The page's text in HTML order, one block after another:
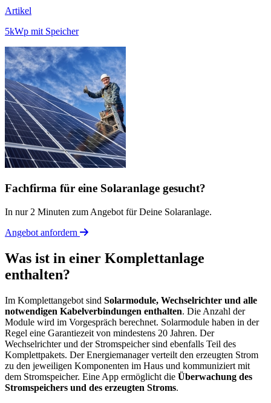
Artikel
5kWp mit Speicher
Fachfirma für eine Solaranlage gesucht?
In nur 2 Minuten zum Angebot für Deine Solaranlage.
Angebot anfordern
Was ist in einer Komplettanlage
enthalten?
Im Komplettangebot sind Solarmodule, Wechselrichter und alle
notwendigen Kabelverbindungen enthalten. Die Anzahl der
Module wird im Vorgespräch berechnet. Solarmodule haben in der
Regel eine Garantiezeit von mindestens 20 Jahren. Der
Wechselrichter und der Stromspeicher sind ebenfalls Teil des
Komplettpakets. Der Energiemanager verteilt den erzeugten Strom
zu den jeweiligen Komponenten im Haus und kommuniziert mit
dem Stromspeicher. Eine App ermöglicht die Überwachung des
Stromspeichers und des erzeugten Stroms.